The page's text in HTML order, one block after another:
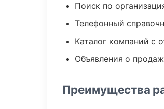
Поиск по
Телефонный
Каталог компаний с
Объявления о
Преимущества